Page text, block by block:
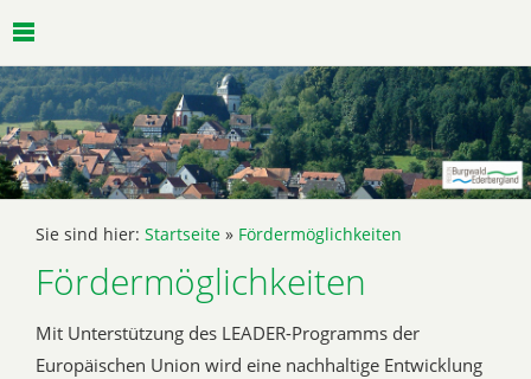
Sie sind hier: Startseite » Fördermöglichkeiten
Fördermöglichkeiten
Mit Unterstützung des LEADER-Programms der
Europäischen Union wird eine nachhaltige Entwicklung